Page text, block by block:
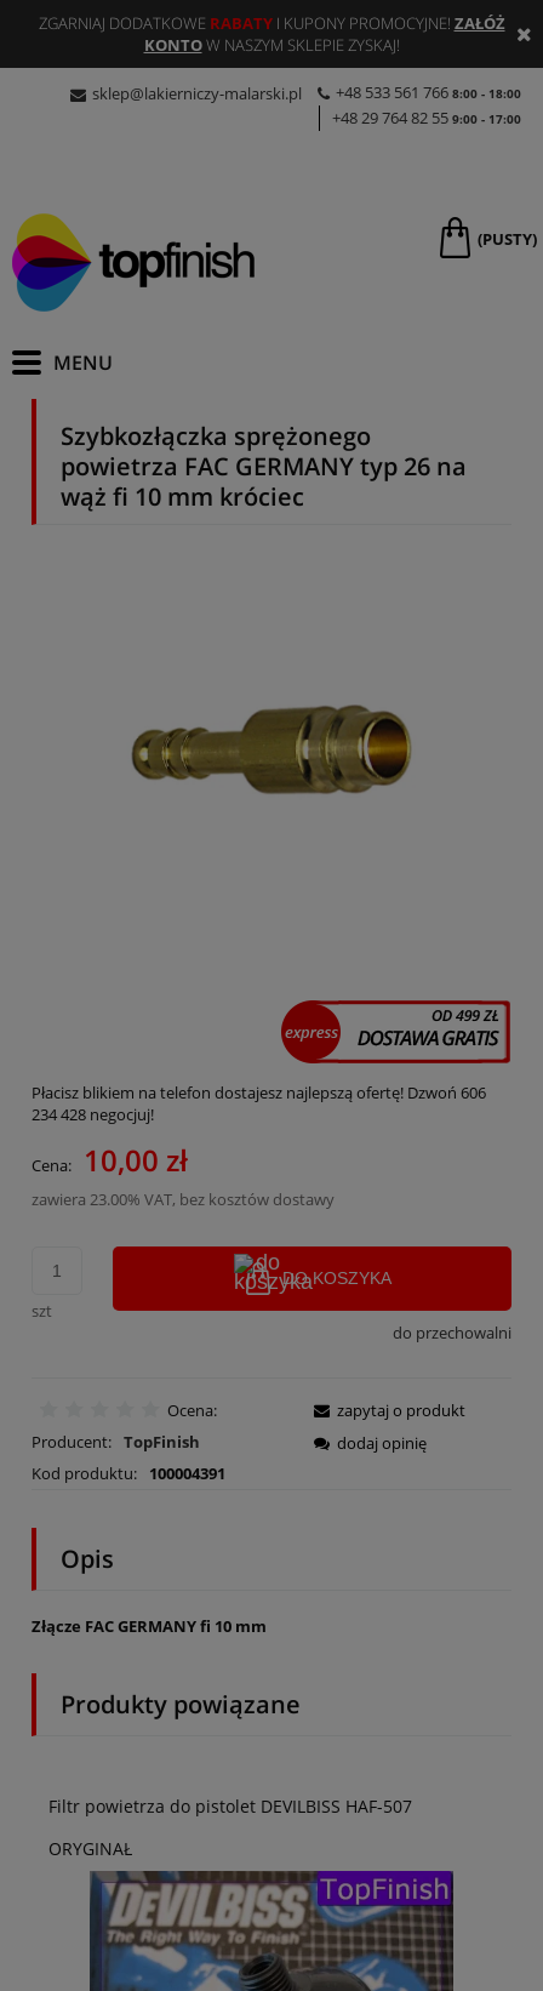
ZGARNIAJ DODATKOWE RABATYI KUPONY PROMOCYJNE! ZAŁÓŻ
KONTOW NASZYM SKLEPIE ZYSKAJ!
sklep@lakierniczy-malarski.pl +48 533 561 766 8:00 - 18:00
+48 29 764 82 55 9:00 - 17:00
(PUSTY)
Szybkozłączka sprężonego
powietrza FAC GERMANY typ 26 na
wąż fi 10 mm króciec
Płacisz blikiem na telefon dostajesz najlepszą ofertę! Dzwoń 606
234 428 negocjuj!
Cena: 10,00 zł
zawiera 23.00% VAT, bez kosztów dostawy
szt
DO KOSZYKA
do przechowalni
Ocena:
Producent: TopFinish
Kod produktu:
100004391
zapytaj o produkt
dodaj opinię
Opis
Złącze FAC GERMANY fi 10 mm
Produkty powiązane
Filtr powietrza do pistolet DEVILBISS HAF-507
ORYGINAŁ